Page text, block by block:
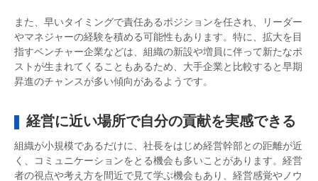
また、早いタイミングで責任あるポジションを任され、リーダー
やマネジャーの経験を積める可能性もあります。特に、拡大を目
指すベンチャー企業などは、組織の新設や増員に伴って新たなポ
ストが生まれてくることもあるため、大手企業と比較すると早期
昇進のチャンスが多い傾向があるようです。
経営に近い場所で自分の貢献を実感できる
組織が小規模であるだけに、社長をはじめ経営幹部との距離が近
く、コミュニケーションをとる機会も多いことがあります。経営
者の視点や考え方を間近で見て学ぶ機会もあり、経営感覚やノウ